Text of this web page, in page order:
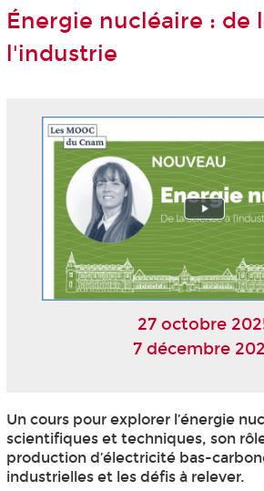
Énergie nucléaire : de
l'industrie
27 octobre
7 décembre
Un cours pour explorer l’énergie
scientifiques et techniques, son
production d’électricité bas-
industrielles et les défis à relever.